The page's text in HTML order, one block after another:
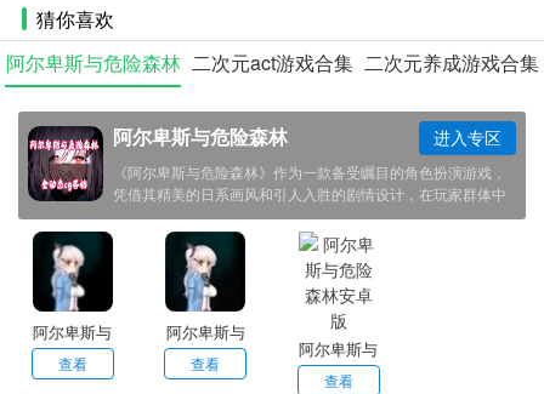
猜你喜欢
阿尔卑斯与危险森林 二次元act游戏合集 二次元养成游戏合集
阿尔卑斯与危险森林
《阿尔卑斯与危险森林》作为一款备受瞩目的角色扮演游戏，
凭借其精美的日系画风和引人入胜的剧情设计，在玩家群体中
收获了广泛好评。游戏讲述了少女阿尔卑斯在神秘森林中的冒
险故事，将传统RPG玩法与创新解谜元素巧妙结合，通过精致
的场景设计和富有挑战性的关卡设置，为玩家打造了一个充满
奇幻色彩的冒险世界。其独特的战斗系统和丰富的角色互动，
配合优美的背景音乐和细腻的人物立绘，让玩家能够完全沉浸
在游戏的情感叙事中。
进入专区
阿尔卑斯与
危险森林
查看
阿尔卑斯与
危险森林手
查看
阿尔卑斯与
危险森林安
查看